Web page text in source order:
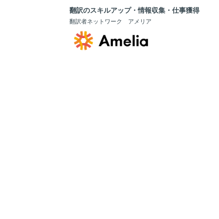
翻訳のスキルアップ・情報収集・仕事獲得
翻訳者ネットワーク アメリア